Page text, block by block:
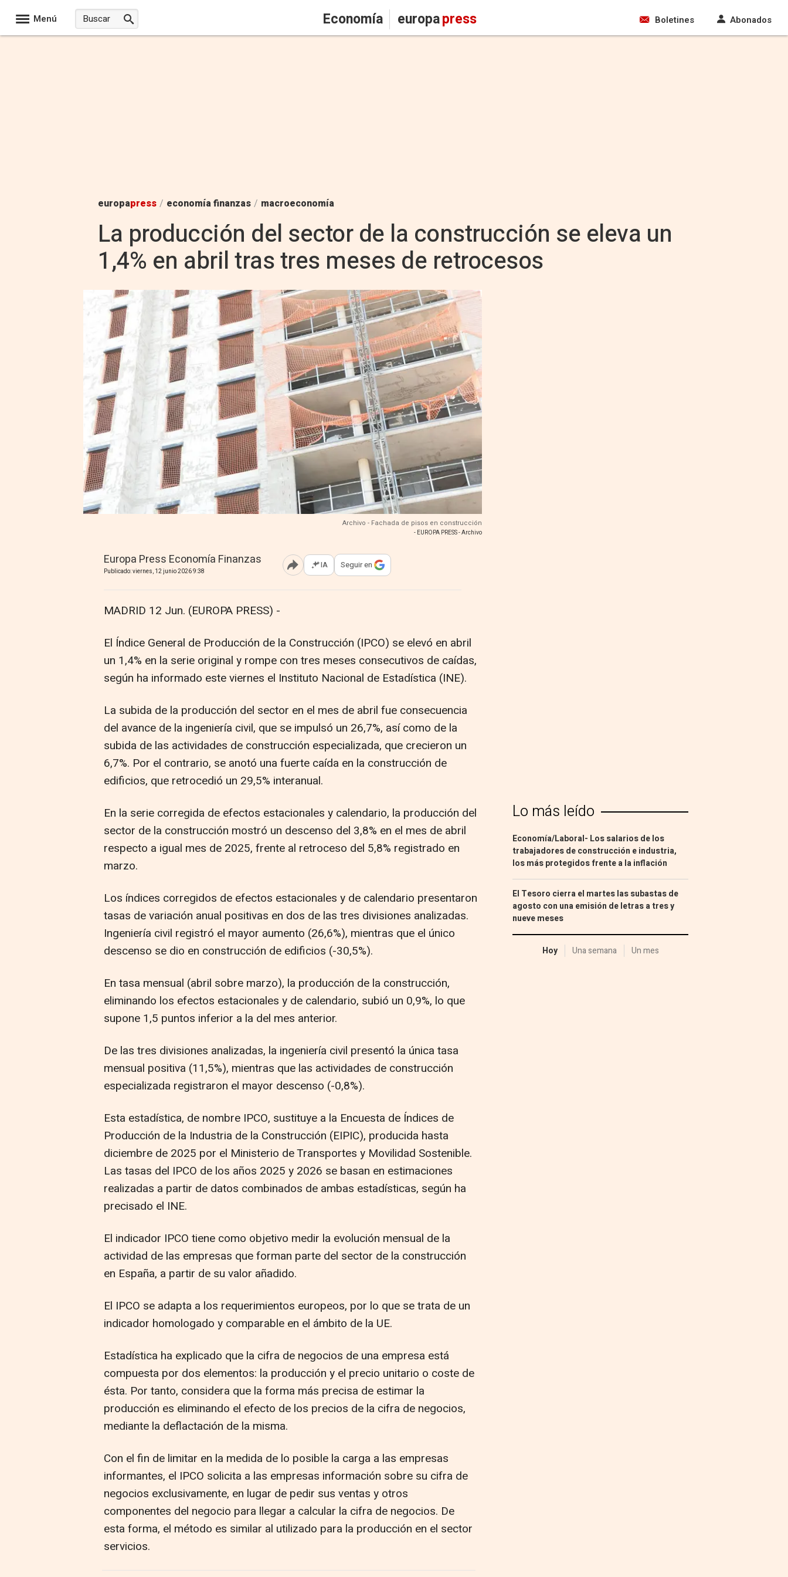
Menú Economía europapress Boletines Abonados
europapress / economía finanzas / macroeconomía
La producción del sector de la construcción se eleva un
1,4% en abril tras tres meses de retrocesos
Archivo - Fachada de pisos en construcción
- EUROPA PRESS - Archivo
Europa Press Economía Finanzas
Publicado: viernes, 12 junio 2026 9:38 Abrir opciones para compartir
IA Seguir en
MADRID 12 Jun. (EUROPA PRESS) -
El Índice General de Producción de la Construcción (IPCO) se elevó en abril
un 1,4% en la serie original y rompe con tres meses consecutivos de caídas,
según ha informado este viernes el Instituto Nacional de Estadística (INE).
La subida de la producción del sector en el mes de abril fue consecuencia
del avance de la ingeniería civil, que se impulsó un 26,7%, así como de la
subida de las actividades de construcción especializada, que crecieron un
6,7%. Por el contrario, se anotó una fuerte caída en la construcción de
edificios, que retrocedió un 29,5% interanual.
En la serie corregida de efectos estacionales y calendario, la producción del
sector de la construcción mostró un descenso del 3,8% en el mes de abril
respecto a igual mes de 2025, frente al retroceso del 5,8% registrado en
marzo.
Los índices corregidos de efectos estacionales y de calendario presentaron
tasas de variación anual positivas en dos de las tres divisiones analizadas.
Ingeniería civil registró el mayor aumento (26,6%), mientras que el único
descenso se dio en construcción de edificios (-30,5%).
En tasa mensual (abril sobre marzo), la producción de la construcción,
eliminando los efectos estacionales y de calendario, subió un 0,9%, lo que
supone 1,5 puntos inferior a la del mes anterior.
De las tres divisiones analizadas, la ingeniería civil presentó la única tasa
mensual positiva (11,5%), mientras que las actividades de construcción
especializada registraron el mayor descenso (-0,8%).
Esta estadística, de nombre IPCO, sustituye a la Encuesta de Índices de
Producción de la Industria de la Construcción (EIPIC), producida hasta
diciembre de 2025 por el Ministerio de Transportes y Movilidad Sostenible.
Las tasas del IPCO de los años 2025 y 2026 se basan en estimaciones
realizadas a partir de datos combinados de ambas estadísticas, según ha
precisado el INE.
El indicador IPCO tiene como objetivo medir la evolución mensual de la
actividad de las empresas que forman parte del sector de la construcción
en España, a partir de su valor añadido.
El IPCO se adapta a los requerimientos europeos, por lo que se trata de un
indicador homologado y comparable en el ámbito de la UE.
Estadística ha explicado que la cifra de negocios de una empresa está
compuesta por dos elementos: la producción y el precio unitario o coste de
ésta. Por tanto, considera que la forma más precisa de estimar la
producción es eliminando el efecto de los precios de la cifra de negocios,
mediante la deflactación de la misma.
Con el fin de limitar en la medida de lo posible la carga a las empresas
informantes, el IPCO solicita a las empresas información sobre su cifra de
negocios exclusivamente, en lugar de pedir sus ventas y otros
componentes del negocio para llegar a calcular la cifra de negocios. De
esta forma, el método es similar al utilizado para la producción en el sector
servicios.
Lo más leído
Economía/Laboral- Los salarios de los
trabajadores de construcción e industria,
los más protegidos frente a la inflación
El Tesoro cierra el martes las subastas de
agosto con una emisión de letras a tres y
nueve meses
Hoy Una semana Un mes